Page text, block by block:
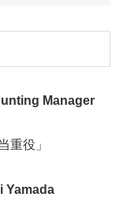
Manager
重役」
Yamada